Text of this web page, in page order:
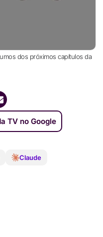
dos próximos capítulos da
TV no Google
Claude